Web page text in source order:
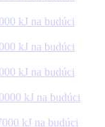
kJ na budúci
kJ na budúci
kJ na budúci
kJ na budúci
kJ na budúci